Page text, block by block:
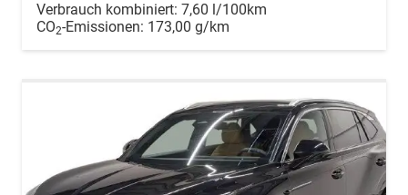
Verbrauch kombiniert: 7,60 l/100km
CO2-Emissionen: 173,00 g/km